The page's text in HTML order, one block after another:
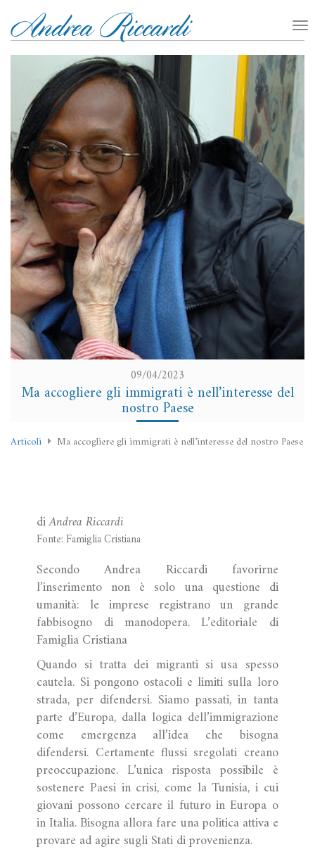
09/04/2023
Ma accogliere gli immigrati è nell’interesse del
nostro Paese
Articoli Ma accogliere gli immigrati è nell’interesse del nostro Paese
diAndrea Riccardi
Fonte: Famiglia Cristiana
Secondo Andrea Riccardi favorirne
l’inserimento non è solo una questione di
umanità: le imprese registrano un grande
fabbisogno di manodopera. L’editoriale di
Famiglia Cristiana
Quando si tratta dei migranti si usa spesso
cautela. Si pongono ostacoli e limiti sulla loro
strada, per difendersi. Siamo passati, in tanta
parte d’Europa, dalla logica dell’immigrazione
come emergenza all’idea che bisogna
difendersi. Certamente flussi sregolati creano
preoccupazione. L’unica risposta possibile è
sostenere Paesi in crisi, come la Tunisia, i cui
giovani possono cercare il futuro in Europa o
in Italia. Bisogna allora fare una politica attiva e
provare ad agire sugli Stati di provenienza.